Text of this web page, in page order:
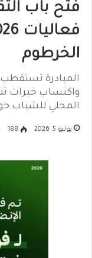
فتح باب
الخرطوم
المبادرة
واكتساب خبرات
المحلي للشباب
يوليو 5, 2026 188